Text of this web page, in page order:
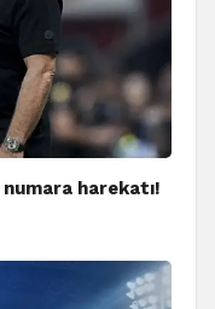
harekatı!